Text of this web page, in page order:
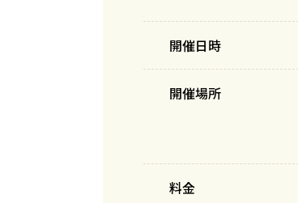
開催日時
開催場所
料金